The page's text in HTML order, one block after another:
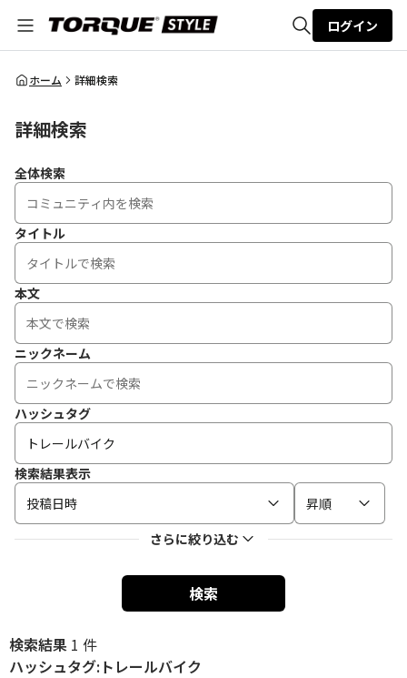
全体検索
ログイン
ホーム 詳細検索
詳細検索
全体検索
タイトル
本文
ニックネーム
ハッシュタグ
検索結果表示
投稿日時
昇順
さらに絞り込む
検索
検索結果 1 件
ハッシュタグ:トレールバイク